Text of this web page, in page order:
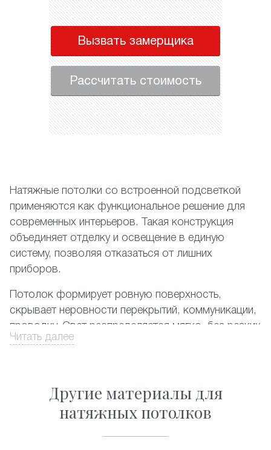
Вызвать замерщика
Рассчитать стоимость
Натяжные потолки со встроенной подсветкой
применяются как функциональное решение для
современных интерьеров. Такая конструкция
объединяет отделку и освещение в единую
систему, позволяя отказаться от лишних
приборов.
Потолок формирует ровную поверхность,
скрывает неровности перекрытий, коммуникации,
проводку. Свет распределяется мягко, без резких
теней, снижает нагрузку на зрение.Встроенное
создать спокойную или более динамичную
атмосферу. Материалы устойчивы к влаге и
перепадам температуры, подходят для жилых и
коммерческих помещений. Потолки не требуют
Читать далее
Другие материалы для
натяжных потолков